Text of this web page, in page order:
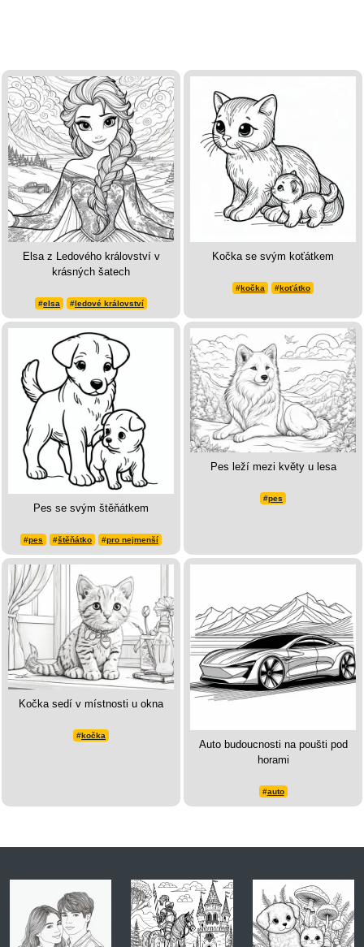
Elsa z Ledového království v
krásných šatech
#elsa #ledové království
Kočka se svým koťátkem
#kočka #koťátko
Pes se svým štěňátkem
#pes #štěňátko #pro nejmenší
Pes leží mezi květy u lesa
#pes
Kočka sedí v místnosti u okna
#kočka
Auto budoucnosti na poušti pod
horami
#auto